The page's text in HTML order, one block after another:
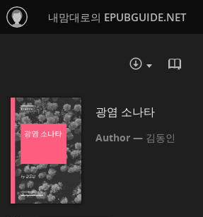
내맘대로의 EPUBGUIDE.NET
DOWNLOAD :
광염 소나타
김동인